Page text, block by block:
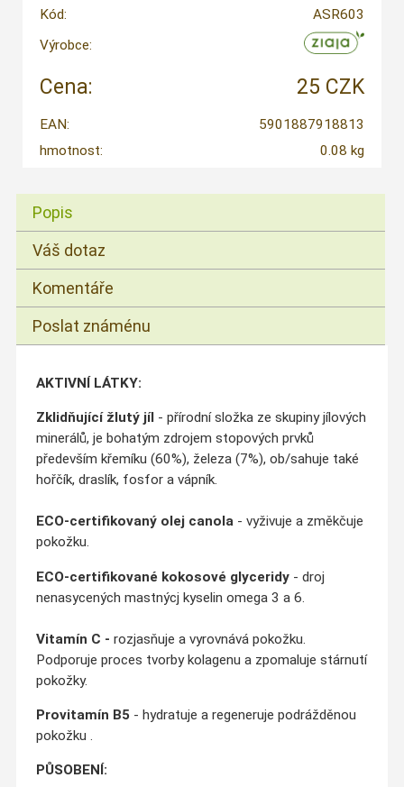
Kód:
ASR603
Výrobce:
Cena: 25 CZK
EAN:
5901887918813
hmotnost:
0.08 kg
Popis
Váš dotaz
Komentáře
Poslat známénu
AKTIVNÍ LÁTKY:
Zklidňující žlutý jíl- přírodní složka ze skupiny jílových
minerálů, je bohatým zdrojem stopových prvků
především křemíku (60%), železa (7%), ob/sahuje také
hořčík, draslík, fosfor a vápník.
ECO-certifikovaný olej canola- vyživuje a změkčuje
pokožku.
ECO-certifikované kokosové glyceridy- droj
nenasycených mastnýcj kyselin omega 3 a 6.
Vitamín C - rozjasňuje a vyrovnává pokožku.
Podporuje proces tvorby kolagenu a zpomaluje stárnutí
pokožky.
Provitamín B5- hydratuje a regeneruje podrážděnou
pokožku .
PŮSOBENÍ: